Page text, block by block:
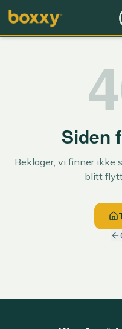
Hopp til innhold
Siden
Beklager, vi finner ikke
blitt